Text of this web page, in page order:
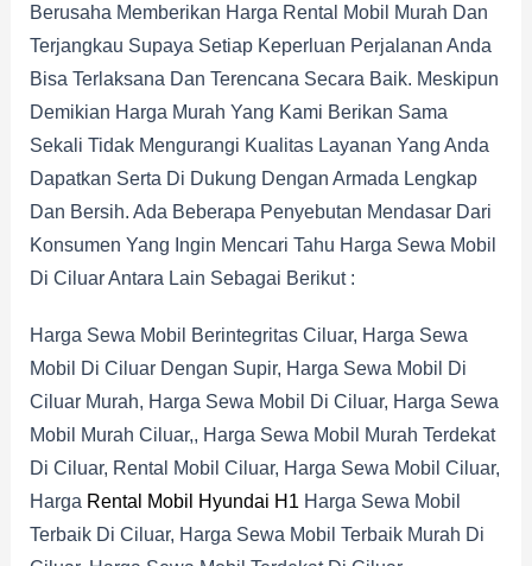
Berusaha Memberikan Harga Rental Mobil Murah Dan
Terjangkau Supaya Setiap Keperluan Perjalanan Anda
Bisa Terlaksana Dan Terencana Secara Baik. Meskipun
Demikian Harga Murah Yang Kami Berikan Sama
Sekali Tidak Mengurangi Kualitas Layanan Yang Anda
Dapatkan Serta Di Dukung Dengan Armada Lengkap
Dan Bersih. Ada Beberapa Penyebutan Mendasar Dari
Konsumen Yang Ingin Mencari Tahu Harga Sewa Mobil
Di Ciluar Antara Lain Sebagai Berikut :
Harga Sewa Mobil Berintegritas Ciluar, Harga Sewa
Mobil Di Ciluar Dengan Supir, Harga Sewa Mobil Di
Ciluar Murah, Harga Sewa Mobil Di Ciluar, Harga Sewa
Mobil Murah Ciluar,, Harga Sewa Mobil Murah Terdekat
Di Ciluar, Rental Mobil Ciluar, Harga Sewa Mobil Ciluar,
Harga Rental Mobil Hyundai H1 Harga Sewa Mobil
Terbaik Di Ciluar, Harga Sewa Mobil Terbaik Murah Di